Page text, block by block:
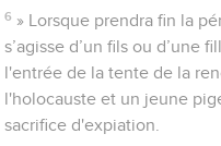
6 » Lorsque prendra fin la
s’agisse d’un fils ou d’une
l'entrée de la tente de la
l'holocauste et un jeune
sacrifice d'expiation.